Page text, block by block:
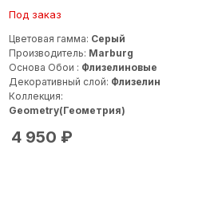
Под заказ
Цветовая гамма: Серый
Производитель: Marburg
Основа Обои : Флизелиновые
Декоративный слой: Флизелин
Коллекция:
Geometry(Геометрия)
4 950 ₽